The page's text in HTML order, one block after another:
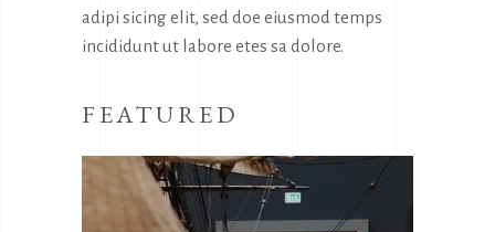
adipi sicing elit, sed doe eiusmod temps
incididunt ut labore etes sa dolore.
FEATURED